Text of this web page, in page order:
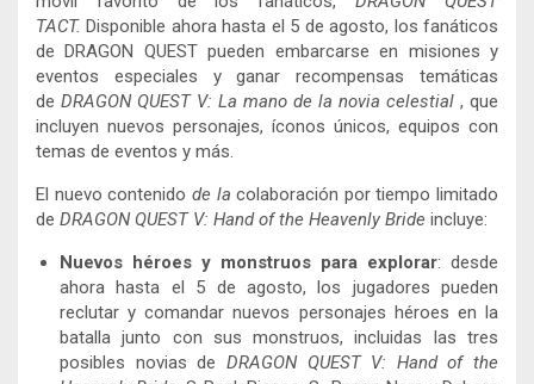
TACT. Disponible ahora hasta el 5 de agosto, los fanáticos
de DRAGON QUEST pueden embarcarse en misiones y
eventos especiales y ganar recompensas temáticas
de DRAGON QUEST V: La mano de la novia celestial , que
incluyen nuevos personajes, íconos únicos, equipos con
temas de eventos y más.
El nuevo contenido de la colaboración por tiempo limitado
de DRAGON QUEST V: Hand of the Heavenly Bride incluye:
Nuevos héroes y monstruos para explorar: desde
ahora hasta el 5 de agosto, los jugadores pueden
reclutar y comandar nuevos personajes héroes en la
batalla junto con sus monstruos, incluidas las tres
posibles novias de DRAGON QUEST V: Hand of the